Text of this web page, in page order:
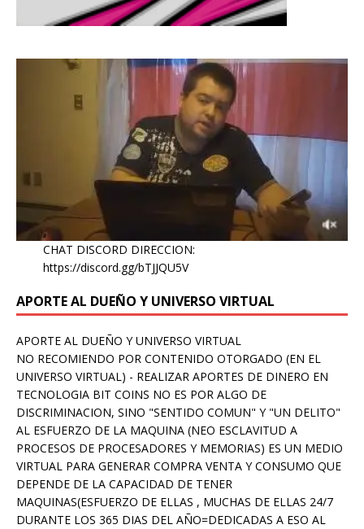
CHAT DISCORD DIRECCION:
https://discord.gg/bTJJQU5V
APORTE AL DUEÑO Y UNIVERSO VIRTUAL
APORTE AL DUEÑO Y UNIVERSO VIRTUAL
NO RECOMIENDO POR CONTENIDO OTORGADO (EN EL
UNIVERSO VIRTUAL) - REALIZAR APORTES DE DINERO EN
TECNOLOGIA BIT COINS NO ES POR ALGO DE
DISCRIMINACION, SINO "SENTIDO COMUN" Y "UN DELITO"
AL ESFUERZO DE LA MAQUINA (NEO ESCLAVITUD A
PROCESOS DE PROCESADORES Y MEMORIAS) ES UN MEDIO
VIRTUAL PARA GENERAR COMPRA VENTA Y CONSUMO QUE
DEPENDE DE LA CAPACIDAD DE TENER
MAQUINAS(ESFUERZO DE ELLAS , MUCHAS DE ELLAS 24/7
DURANTE LOS 365 DIAS DEL AÑO=DEDICADAS A ESO AL